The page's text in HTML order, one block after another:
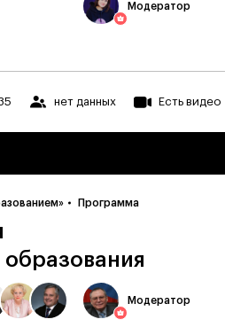
Модератор
нет данных Есть видео
Программа
образования
Модератор